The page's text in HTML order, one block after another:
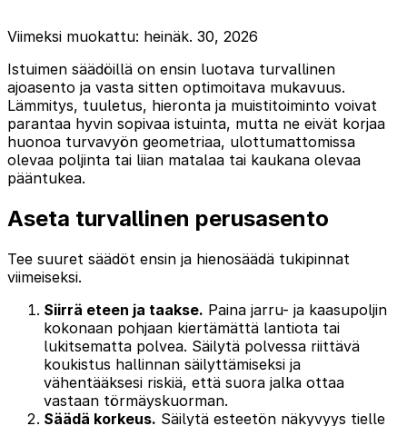
Viimeksi muokattu: heinäk. 30, 2026
Istuimen säädöillä on ensin luotava turvallinen
ajoasento ja vasta sitten optimoitava mukavuus.
Lämmitys, tuuletus, hieronta ja muistitoiminto voivat
parantaa hyvin sopivaa istuinta, mutta ne eivät korjaa
huonoa turvavyön geometriaa, ulottumattomissa
olevaa poljinta tai liian matalaa tai kaukana olevaa
pääntukea.
Aseta turvallinen perusasento
Tee suuret säädöt ensin ja hienosäädä tukipinnat
viimeiseksi.
Siirrä eteen ja taakse. Paina jarru- ja kaasupoljin
kokonaan pohjaan kiertämättä lantiota tai
lukitsematta polvea. Säilytä polvessa riittävä
koukistus hallinnan säilyttämiseksi ja
vähentääksesi riskiä, että suora jalka ottaa
vastaan törmäyskuorman.
Säädä korkeus. Säilytä esteetön näkyvyys tielle